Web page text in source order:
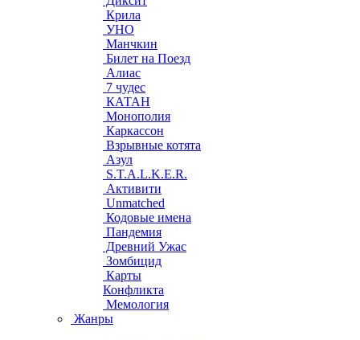
Крила
УНО
Манчкин
Билет на Поезд
Алиас
7 чудес
КАТАН
Монополия
Каркассон
Взрывные котята
Азул
S.T.A.L.K.E.R.
Активити
Unmatched
Кодовые имена
Пандемия
Древний Ужас
Зомбицид
Карты
Конфликта
Мемология
Жанры